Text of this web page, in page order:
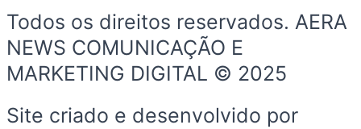
Todos os direitos reservados. AERA
NEWS COMUNICAÇÃO E
MARKETING DIGITAL © 2025
Site criado e desenvolvido por